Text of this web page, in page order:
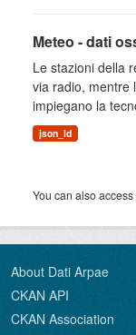
Meteo - dati
Le stazioni della
via radio, mentre
impiegano la
json_ld
You can also
About Dati Arpae
CKAN API
CKAN Association